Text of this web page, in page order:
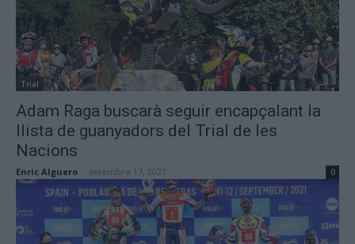
Trial
Adam Raga buscarà seguir encapçalant la
llista de guanyadors del Trial de les
Nacions
Enric Alguero setembre 17, 2021 0